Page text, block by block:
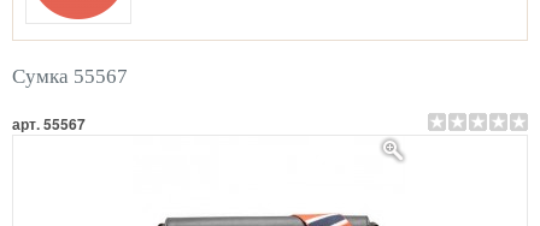
Сумка 55567
арт. 55567